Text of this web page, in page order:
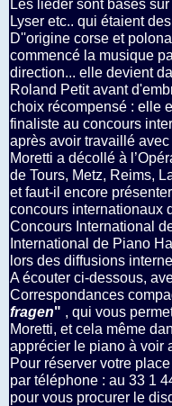
Les lieder sont basés
Lyser etc.. qui étaient
D''origine corse et
commencé la musique
direction... elle devient
Roland Petit avant
choix récompensé : elle
finaliste au concours
après avoir travaillé
Moretti a décollé à
de Tours, Metz, Reims,
et faut-il encore présenter
concours internationaux
Concours International
International de Piano
lors des diffusions
A écouter ci-dessous,
Correspondances
fragen" , qui vous
Moretti, et cela même
apprécier le piano à voir
Pour réserver votre
par téléphone : au 33 1
pour vous procurer le